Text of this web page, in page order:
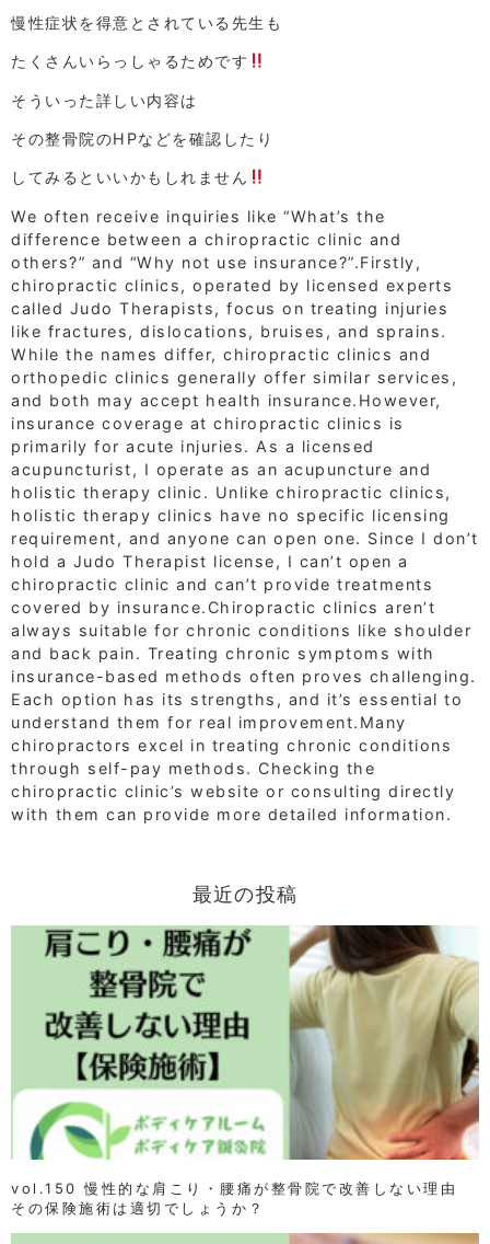
慢性症状を得意とされている先生も
たくさんいらっしゃるためです
そういった詳しい内容は
その整骨院のHPなどを確認したり
してみるといいかもしれません
We often receive inquiries like “What’s the
difference between a chiropractic clinic and
others?” and “Why not use insurance?”.Firstly,
chiropractic clinics, operated by licensed experts
called Judo Therapists, focus on treating injuries
like fractures, dislocations, bruises, and sprains.
While the names differ, chiropractic clinics and
orthopedic clinics generally offer similar services,
and both may accept health insurance.However,
insurance coverage at chiropractic clinics is
primarily for acute injuries. As a licensed
acupuncturist, I operate as an acupuncture and
holistic therapy clinic. Unlike chiropractic clinics,
holistic therapy clinics have no specific licensing
requirement, and anyone can open one. Since I don’t
hold a Judo Therapist license, I can’t open a
chiropractic clinic and can’t provide treatments
covered by insurance.Chiropractic clinics aren’t
always suitable for chronic conditions like shoulder
and back pain. Treating chronic symptoms with
insurance-based methods often proves challenging.
Each option has its strengths, and it’s essential to
understand them for real improvement.Many
chiropractors excel in treating chronic conditions
through self-pay methods. Checking the
chiropractic clinic’s website or consulting directly
with them can provide more detailed information.
最近の投稿
vol.150 慢性的な肩こり・腰痛が整骨院で改善しない理由
その保険施術は適切でしょうか？